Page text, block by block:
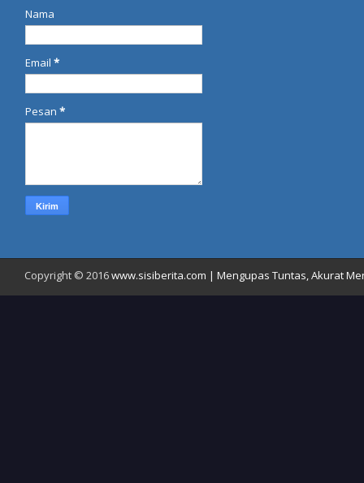
Nama
Email *
Pesan *
Copyright © 2016www.sisiberita.com | Mengupas Tuntas, Akurat